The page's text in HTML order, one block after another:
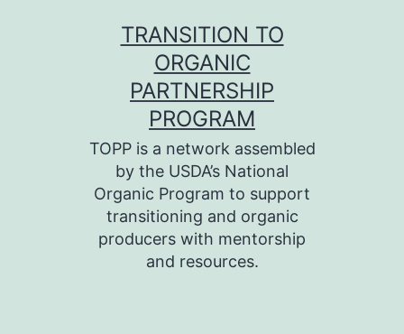
TRANSITION TO
ORGANIC
PARTNERSHIP
PROGRAM
TOPP is a network assembled
by the USDA’s National
Organic Program to support
transitioning and organic
producers with mentorship
and resources.